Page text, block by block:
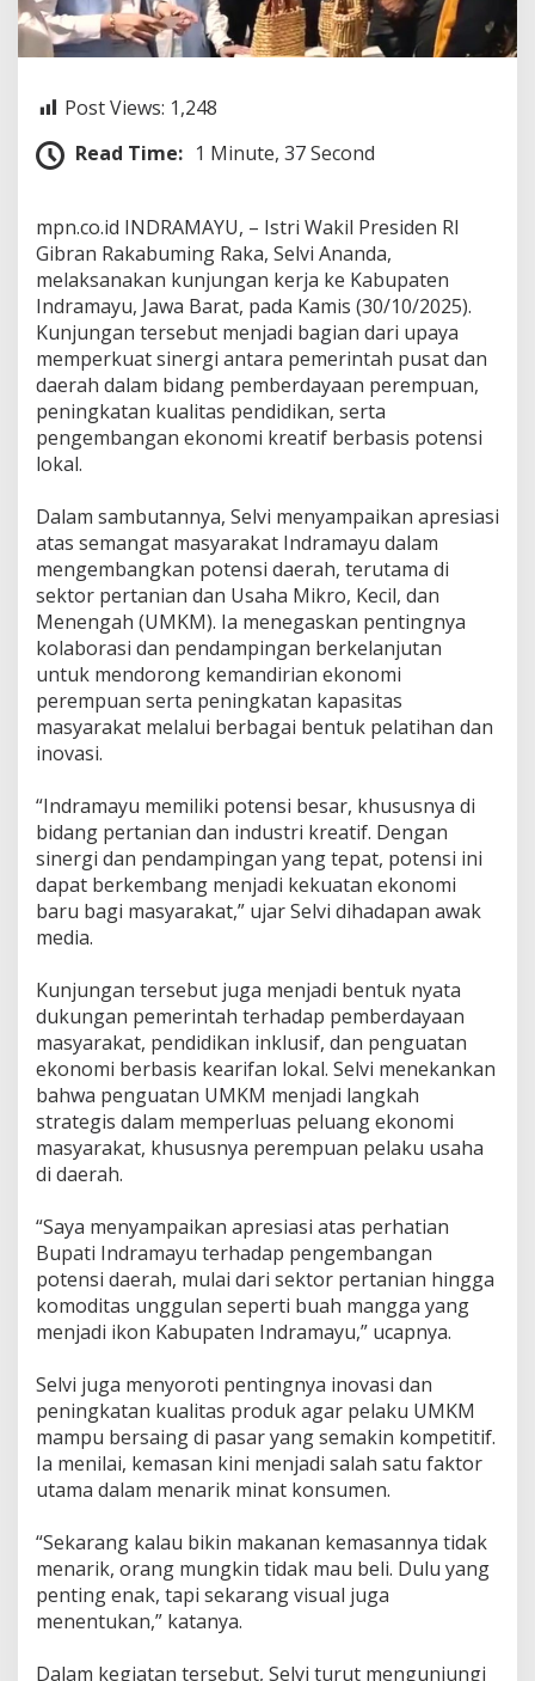
n
d
r
y
u
o
r
o
n
g
P
e
m
b
e
r
y
a
a
n
P
e
e
m
p
u
a
n
P
e
n
g
t
a
n
U
M
K
L
o
l
Post Views: 1,248
Read Time: 1 Minute, 37 Second
‎mpn.co.id INDRAMAYU, – Istri Wakil Presiden RI
Gibran Rakabuming Raka, Selvi Ananda,
melaksanakan kunjungan kerja ke Kabupaten
Indramayu, Jawa Barat, pada Kamis (30/10/2025).
Kunjungan tersebut menjadi bagian dari upaya
memperkuat sinergi antara pemerintah pusat dan
daerah dalam bidang pemberdayaan perempuan,
peningkatan kualitas pendidikan, serta
pengembangan ekonomi kreatif berbasis potensi
lokal.
‎Dalam sambutannya, Selvi menyampaikan apresiasi
atas semangat masyarakat Indramayu dalam
mengembangkan potensi daerah, terutama di
sektor pertanian dan Usaha Mikro, Kecil, dan
Menengah (UMKM). Ia menegaskan pentingnya
kolaborasi dan pendampingan berkelanjutan
untuk mendorong kemandirian ekonomi
perempuan serta peningkatan kapasitas
masyarakat melalui berbagai bentuk pelatihan dan
inovasi.
‎“Indramayu memiliki potensi besar, khususnya di
bidang pertanian dan industri kreatif. Dengan
sinergi dan pendampingan yang tepat, potensi ini
dapat berkembang menjadi kekuatan ekonomi
baru bagi masyarakat,” ujar Selvi dihadapan awak
media.
‎Kunjungan tersebut juga menjadi bentuk nyata
dukungan pemerintah terhadap pemberdayaan
masyarakat, pendidikan inklusif, dan penguatan
ekonomi berbasis kearifan lokal. Selvi menekankan
bahwa penguatan UMKM menjadi langkah
strategis dalam memperluas peluang ekonomi
masyarakat, khususnya perempuan pelaku usaha
di daerah.
‎“Saya menyampaikan apresiasi atas perhatian
Bupati Indramayu terhadap pengembangan
potensi daerah, mulai dari sektor pertanian hingga
komoditas unggulan seperti buah mangga yang
menjadi ikon Kabupaten Indramayu,” ucapnya.
‎Selvi juga menyoroti pentingnya inovasi dan
peningkatan kualitas produk agar pelaku UMKM
mampu bersaing di pasar yang semakin kompetitif.
Ia menilai, kemasan kini menjadi salah satu faktor
utama dalam menarik minat konsumen.
‎“Sekarang kalau bikin makanan kemasannya tidak
menarik, orang mungkin tidak mau beli. Dulu yang
penting enak, tapi sekarang visual juga
menentukan,” katanya.
‎Dalam kegiatan tersebut, Selvi turut mengunjungi